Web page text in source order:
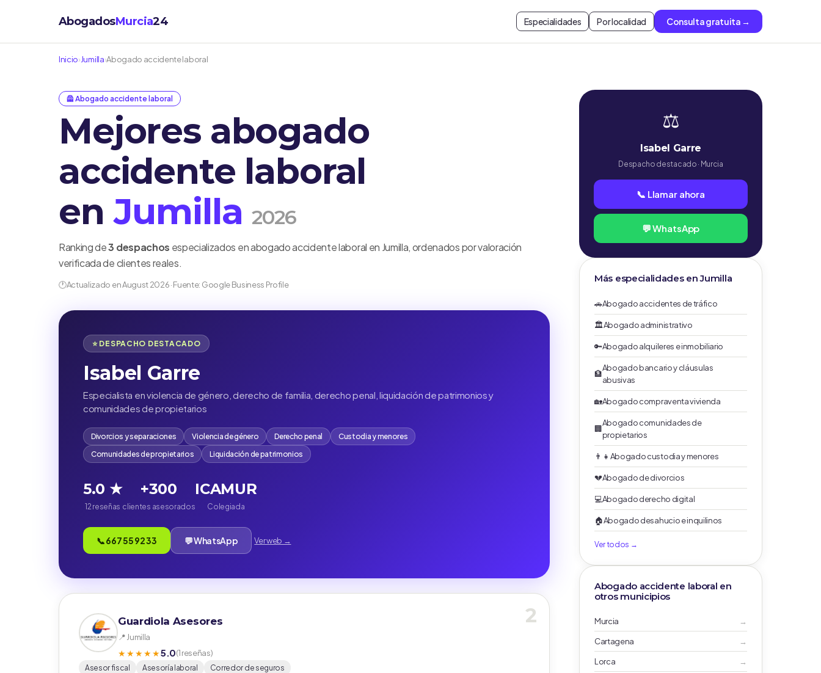
AbogadosMurcia24 Especialidades Por localidad Consulta gratuita →
Inicio›Jumilla›Abogado accidente laboral
🦺 Abogado accidente laboral
Mejores abogado
accidente laboral
enJumilla 2026
Ranking de3 despachos especializados en abogado accidente laboral en Jumilla, ordenados por valoración
verificada de clientes reales.
🕐Actualizado en August 2026 · Fuente: Google Business Profile
⭐ DESPACHO DESTACADO
Isabel Garre
Especialista en violencia de género, derecho de familia, derecho penal, liquidación de patrimonios y
comunidades de propietarios
Divorcios y separaciones Violencia de género Derecho penal
Custodia y menores
Comunidades de propietarios
Liquidación de patrimonios
5.0 ★
12 reseñas
+300
clientes asesorados
ICAMUR
Colegiada
📞 667 55 92 33 💬 WhatsApp Ver web →
2
Guardiola Asesores
📍 Jumilla
★★★★★5.0(1 reseñas)
Asesor fiscal Asesoría laboral Corredor de seguros
⚖️
Isabel Garre
Despacho destacado · Murcia
📞 Llamar ahora
💬 WhatsApp
Más especialidades en Jumilla
🚗Abogado accidentes de tráfico
🏛️Abogado administrativo
🔑Abogado alquileres e inmobiliario
🏦
Abogado bancario y cláusulas
abusivas
🏡Abogado compraventa vivienda
🏢
Abogado comunidades de
propietarios
👨‍👧 Abogado custodia y menores
💔Abogado de divorcios
💻Abogado derecho digital
🏠Abogado desahucio e inquilinos
Ver todos →
Abogado accidente laboral en
otros municipios
Murcia →
Cartagena →
Lorca →